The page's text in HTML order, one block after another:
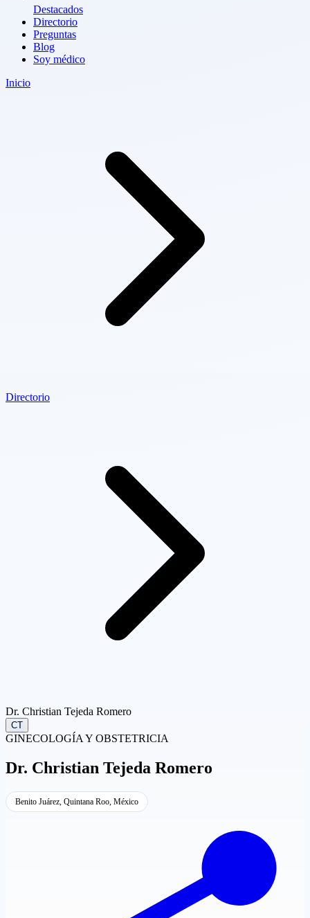
Destacados
Directorio
Preguntas
Blog
Soy médico
Inicio
Directorio
Dr. Christian Tejeda Romero
CT
GINECOLOGÍA Y OBSTETRICIA
Dr. Christian Tejeda Romero
Benito Juárez, Quintana Roo, México